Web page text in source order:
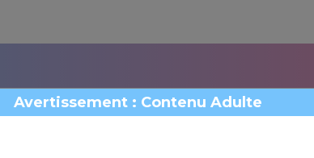
Avertissement : Contenu Adulte